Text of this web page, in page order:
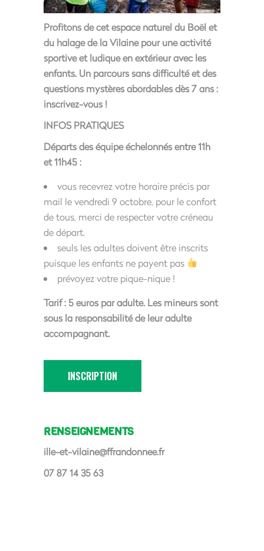
Profitons de cet espace naturel du Boël et
du halage de la Vilaine pour une activité
sportive et ludique en extérieur avec les
enfants. Un parcours sans difficulté et des
questions mystères abordables dès 7 ans :
inscrivez-vous !
INFOS PRATIQUES
Départs des équipe échelonnés entre 11h
et 11h45 :
vous recevrez votre horaire précis par
mail le vendredi 9 octobre, pour le confort
de tous, merci de respecter votre créneau
de départ.
seuls les adultes doivent être inscrits
puisque les enfants ne payent pas
prévoyez votre pique-nique !
Tarif : 5 euros par adulte. Les mineurs sont
sous la responsabilité de leur adulte
accompagnant.
INSCRIPTION
RENSEIGNEMENTS
ille-et-vilaine@ffrandonnee.fr
07 87 14 35 63